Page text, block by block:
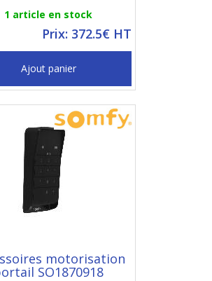
1 article en stock
Prix: 372.5€ HT
Ajout panier
motorisation
SO1870918